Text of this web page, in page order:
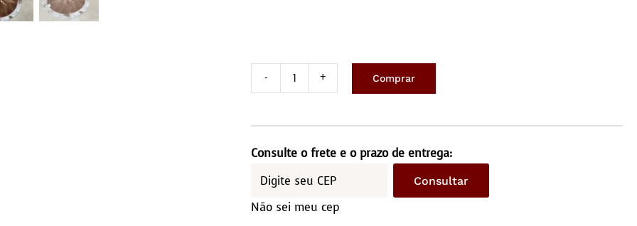
1,20
Diâmetro
quantidade
Comprar
Consulte o frete e o prazo de entrega:
Consultar
Não sei meu cep